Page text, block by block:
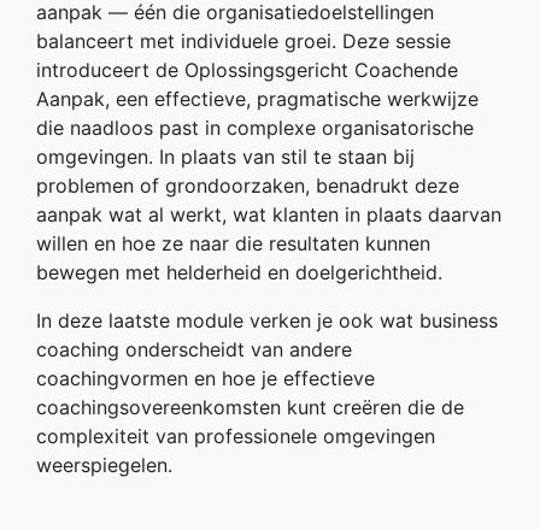
aanpak — één die organisatiedoelstellingen
balanceert met individuele groei. Deze sessie
introduceert de Oplossingsgericht Coachende
Aanpak, een effectieve, pragmatische werkwijze
die naadloos past in complexe organisatorische
omgevingen. In plaats van stil te staan bij
problemen of grondoorzaken, benadrukt deze
aanpak wat al werkt, wat klanten in plaats daarvan
willen en hoe ze naar die resultaten kunnen
bewegen met helderheid en doelgerichtheid.
In deze laatste module verken je ook wat business
coaching onderscheidt van andere
coachingvormen en hoe je effectieve
coachingsovereenkomsten kunt creëren die de
complexiteit van professionele omgevingen
weerspiegelen.